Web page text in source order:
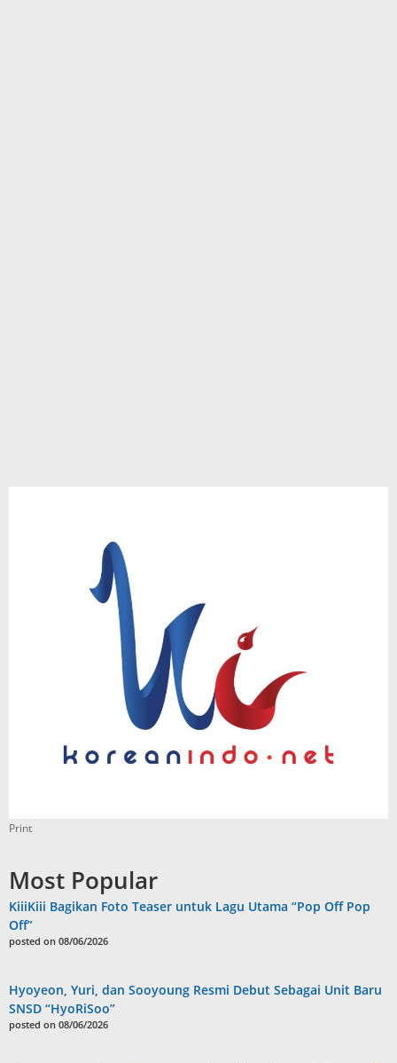
Print
Most Popular
KiiiKiii Bagikan Foto Teaser untuk Lagu Utama “Pop Off Pop
Off”
posted on 08/06/2026
Hyoyeon, Yuri, dan Sooyoung Resmi Debut Sebagai Unit Baru
SNSD “HyoRiSoo”
posted on 08/06/2026